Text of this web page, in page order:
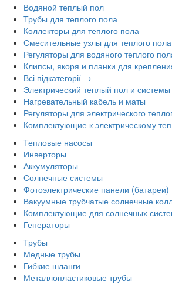
Водяной теплый пол
Трубы для теплого пола
Коллекторы для теплого пола
Смесительные узлы для теплого пола
Регуляторы для водяного теплого
Клипсы, якоря и планки для
Всі підкатегорії →
Электрический теплый пол и
Нагревательный кабель и маты
Регуляторы для электрического
Комплектующие к электрическому
Тепловые насосы
Инверторы
Аккумуляторы
Солнечные системы
Фотоэлектрические панели (батареи)
Вакуумные трубчатые солнечные
Комплектующие для солнечных
Генераторы
Трубы
Медные трубы
Гибкие шланги
Металлопластиковые трубы